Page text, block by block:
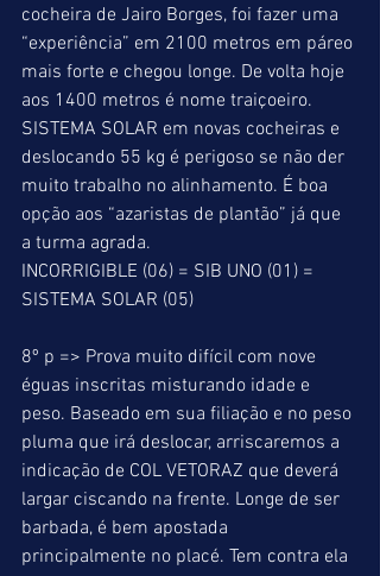
cocheira de Jairo Borges, foi fazer uma
“experiência” em 2100 metros em páreo
mais forte e chegou longe. De volta hoje
aos 1400 metros é nome traiçoeiro.
SISTEMA SOLAR em novas cocheiras e
deslocando 55 kg é perigoso se não der
muito trabalho no alinhamento. É boa
opção aos “azaristas de plantão” já que
a turma agrada.
INCORRIGIBLE (06) = SIB UNO (01) =
SISTEMA SOLAR (05)
8º p => Prova muito difícil com nove
éguas inscritas misturando idade e
peso. Baseado em sua filiação e no peso
pluma que irá deslocar, arriscaremos a
indicação de COL VETORAZ que deverá
largar ciscando na frente. Longe de ser
barbada, é bem apostada
principalmente no placé. Tem contra ela